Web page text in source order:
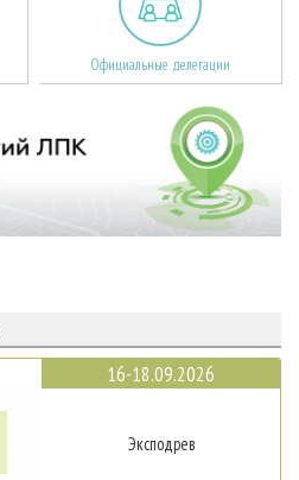
Официальные делегации
16-18.09.2026
Эксподрев